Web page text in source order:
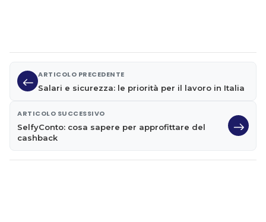
ARTICOLO PRECEDENTE
Salari e sicurezza: le priorità per il lavoro in Italia
ARTICOLO SUCCESSIVO
SelfyConto: cosa sapere per approfittare del
cashback